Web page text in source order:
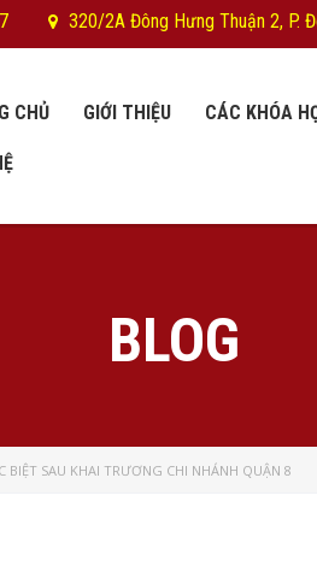
320/2A Đông Hưng Thuận 2, P.
CHỦ GIỚI THIỆU CÁC KHÓA
BLOG
SAU KHAI TRƯƠNG CHI NHÁNH QUẬN 8